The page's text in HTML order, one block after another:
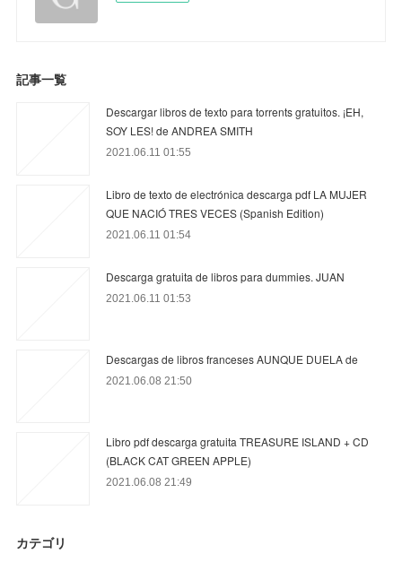
記事一覧
Descargar libros de texto para torrents gratuitos. ¡EH,
SOY LES! de ANDREA SMITH
2021.06.11 01:55
Libro de texto de electrónica descarga pdf LA MUJER
QUE NACIÓ TRES VECES (Spanish Edition)
2021.06.11 01:54
Descarga gratuita de libros para dummies. JUAN
2021.06.11 01:53
Descargas de libros franceses AUNQUE DUELA de
2021.06.08 21:50
Libro pdf descarga gratuita TREASURE ISLAND + CD
(BLACK CAT GREEN APPLE)
2021.06.08 21:49
カテゴリ